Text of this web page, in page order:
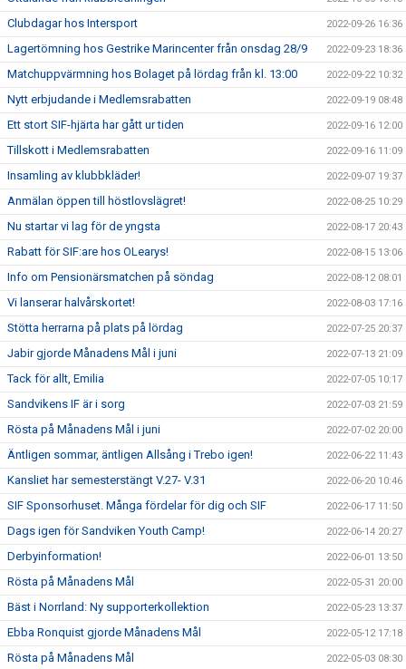
Clubdagar hos Intersport 2022-09-26 16:36
Lagertömning hos Gestrike Marincenter från onsdag 28/9 2022-09-23 18:36
Matchuppvärmning hos Bolaget på lördag från kl. 13:00 2022-09-22 10:32
Nytt erbjudande i Medlemsrabatten 2022-09-19 08:48
Ett stort SIF-hjärta har gått ur tiden 2022-09-16 12:00
Tillskott i Medlemsrabatten 2022-09-16 11:09
Insamling av klubbkläder! 2022-09-07 19:37
Anmälan öppen till höstlovslägret! 2022-08-25 10:29
Nu startar vi lag för de yngsta 2022-08-17 20:43
Rabatt för SIF:are hos OLearys! 2022-08-15 13:06
Info om Pensionärsmatchen på söndag 2022-08-12 08:01
Vi lanserar halvårskortet! 2022-08-03 17:16
Stötta herrarna på plats på lördag 2022-07-25 20:37
Jabir gjorde Månadens Mål i juni 2022-07-13 21:09
Tack för allt, Emilia 2022-07-05 10:17
Sandvikens IF är i sorg 2022-07-03 21:59
Rösta på Månadens Mål i juni 2022-07-02 20:00
Äntligen sommar, äntligen Allsång i Trebo igen! 2022-06-22 11:43
Kansliet har semesterstängt V.27- V.31 2022-06-20 10:46
SIF Sponsorhuset. Många fördelar för dig och SIF 2022-06-17 11:50
Dags igen för Sandviken Youth Camp! 2022-06-14 20:27
Derbyinformation! 2022-06-01 13:50
Rösta på Månadens Mål 2022-05-31 20:00
Bäst i Norrland: Ny supporterkollektion 2022-05-23 13:37
Ebba Ronquist gjorde Månadens Mål 2022-05-12 17:18
Rösta på Månadens Mål 2022-05-03 08:30